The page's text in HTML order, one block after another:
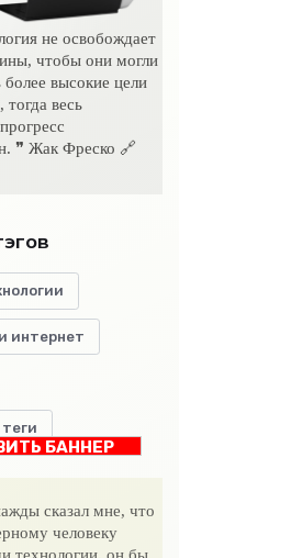
не освобождает
чтобы они могли
более высокие цели
тогда весь
❞ Жак Фреско 🔗
интернет
БАННЕР
сказал мне, что
человеку